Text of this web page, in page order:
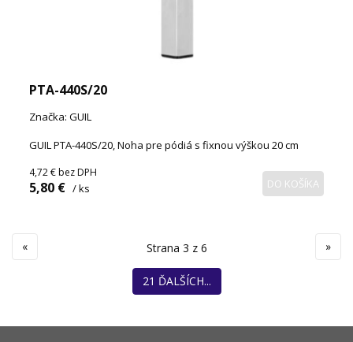
PTA-440S/20
Značka: GUIL
GUIL PTA-440S/20, Noha pre pódiá s fixnou výškou 20 cm
4,72 € bez DPH
5,80 € / ks DO KOŠÍKA
« Strana 3 z 6 »
21 ĎALŠÍCH...